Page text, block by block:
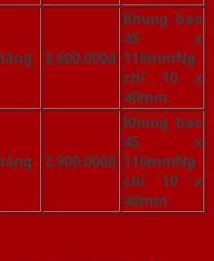
3.600.000đ
Khung bao
45 x
110mmNẹp
chỉ 10 x
40mm
2.900.000đ
Khung bao
45 x
110mmNẹp
chỉ 10 x
40mm